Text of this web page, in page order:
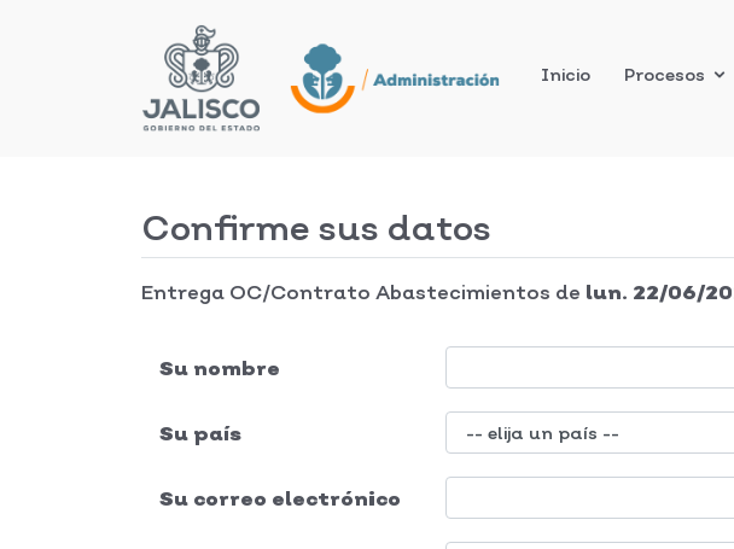
Inicio Procesos
Confirme sus datos
Entrega OC/Contrato Abastecimientos de lun. 22/06/
Su nombre
Su país
Su correo electrónico